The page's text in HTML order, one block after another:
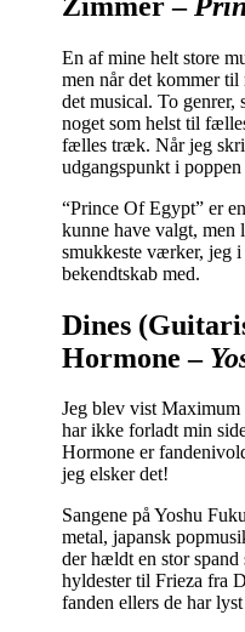
En af mine helt store
men når det kommer
det musical. To
noget som helst til
fælles træk. Når jeg
udgangspunkt i
“Prince Of Egypt” er
kunne have valgt, men
smukkeste værker, jeg
bekendtskab med.
Dines
Hormone –
Jeg blev vist
har ikke forladt min
Hormone er
jeg elsker det!
Sangene på Yoshu
metal, japansk
der hældt en stor spand
hyldester til Frieza fra
fanden ellers de har